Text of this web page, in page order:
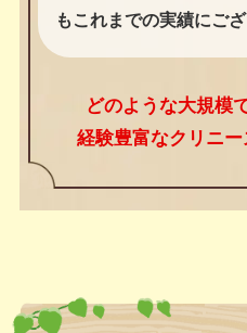
もこれまでの実績にござ
どのような大規模
経験豊富なクリニー